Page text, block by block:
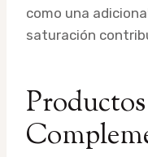
como una
saturación
Productos